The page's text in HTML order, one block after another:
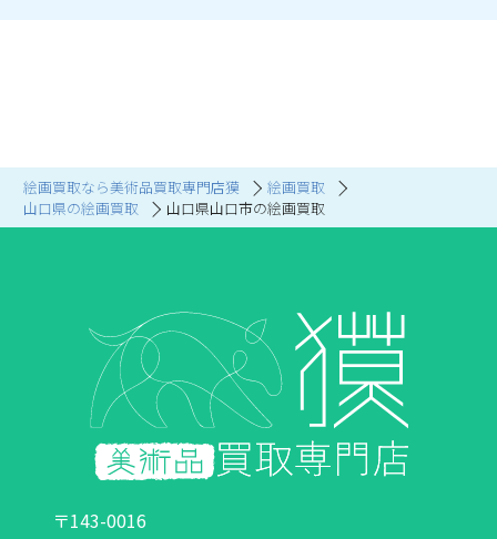
絵画買取なら美術品買取専門店獏
絵画買取
山口県の絵画買取
山口県山口市の絵画買取
〒143-0016